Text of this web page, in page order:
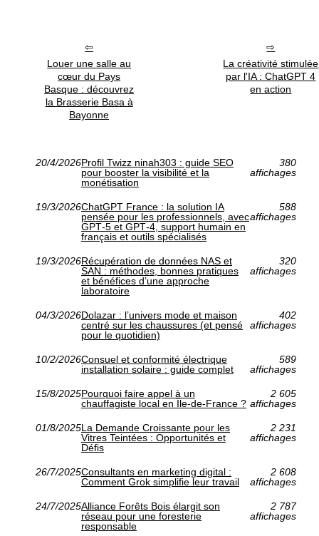
Louer une salle au
cœur du Pays
Basque : découvrez
la Brasserie Basa à
Bayonne
La créativité stimulée
par l'IA : ChatGPT 4
en action
20/4/2026Profil Twizz ninah303 : guide SEO
pour booster la visibilité et la
monétisation
380
affichages
19/3/2026ChatGPT France : la solution IA
pensée pour les professionnels, avec
GPT‑5 et GPT‑4, support humain en
français et outils spécialisés
588
affichages
19/3/2026Récupération de données NAS et
SAN : méthodes, bonnes pratiques
et bénéfices d’une approche
laboratoire
320
affichages
04/3/2026Dolazar : l’univers mode et maison
centré sur les chaussures (et pensé
pour le quotidien)
402
affichages
10/2/2026Consuel et conformité électrique
installation solaire : guide complet
589
affichages
15/8/2025Pourquoi faire appel à un
chauffagiste local en Île-de-France ?
2 605
affichages
01/8/2025La Demande Croissante pour les
Vitres Teintées : Opportunités et
Défis
2 231
affichages
26/7/2025Consultants en marketing digital :
Comment Grok simplifie leur travail
2 608
affichages
24/7/2025Alliance Forêts Bois élargit son
réseau pour une foresterie
responsable
2 787
affichages